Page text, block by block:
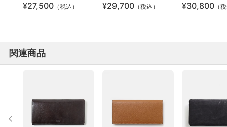
¥27,500 （税込） ¥29,700 （税込） ¥30,800 （
関連商品